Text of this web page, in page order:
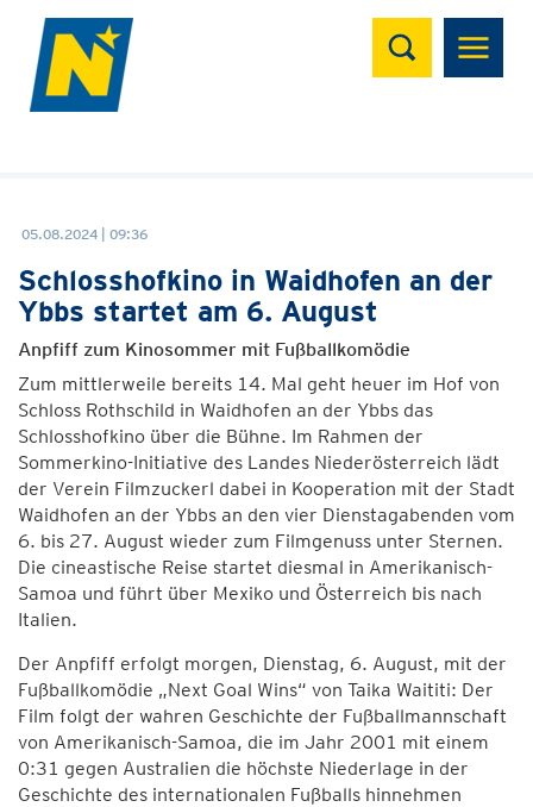
Suchen
05.08.2024 | 09:36
Schlosshofkino in Waidhofen an der
Ybbs startet am 6. August
Anpfiff zum Kinosommer mit Fußballkomödie
Zum mittlerweile bereits 14. Mal geht heuer im Hof von
Schloss Rothschild in Waidhofen an der Ybbs das
Schlosshofkino über die Bühne. Im Rahmen der
Sommerkino-Initiative des Landes Niederösterreich lädt
der Verein Filmzuckerl dabei in Kooperation mit der Stadt
Waidhofen an der Ybbs an den vier Dienstagabenden vom
6. bis 27. August wieder zum Filmgenuss unter Sternen.
Die cineastische Reise startet diesmal in Amerikanisch-
Samoa und führt über Mexiko und Österreich bis nach
Italien.
Der Anpfiff erfolgt morgen, Dienstag, 6. August, mit der
Fußballkomödie „Next Goal Wins“ von Taika Waititi: Der
Film folgt der wahren Geschichte der Fußballmannschaft
von Amerikanisch-Samoa, die im Jahr 2001 mit einem
0:31 gegen Australien die höchste Niederlage in der
Geschichte des internationalen Fußballs hinnehmen